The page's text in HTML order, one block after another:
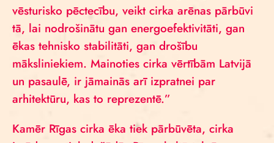
vēsturisko pēctecību, veikt cirka arēnas pārbūvi
tā, lai nodrošinātu gan energoefektivitāti, gan
ēkas tehnisko stabilitāti, gan drošību
māksliniekiem. Mainoties cirka vērtībām Latvijā
un pasaulē, ir jāmainās arī izpratnei par
arhitektūru, kas to reprezentē.”
Kamēr Rīgas cirka ēka tiek pārbūvēta, cirka